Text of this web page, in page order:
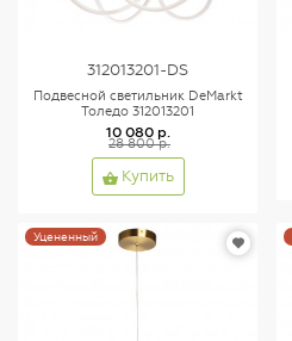
312013201-DS
Подвесной светильник DeMarkt
Толедо 312013201
10 080 р.
28 800 р.
Купить
Уцененный